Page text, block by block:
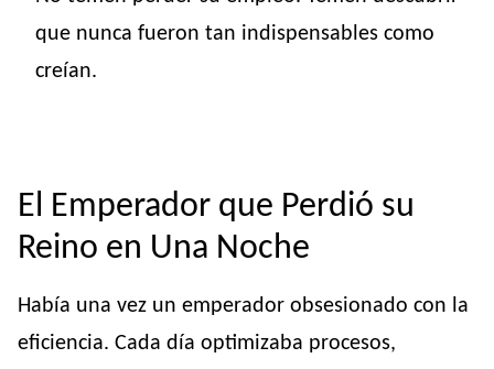
que nunca fueron tan indispensables como
creían.
El Emperador que Perdió su
Reino en Una Noche
Había una vez un emperador obsesionado con la
eficiencia. Cada día optimizaba procesos,